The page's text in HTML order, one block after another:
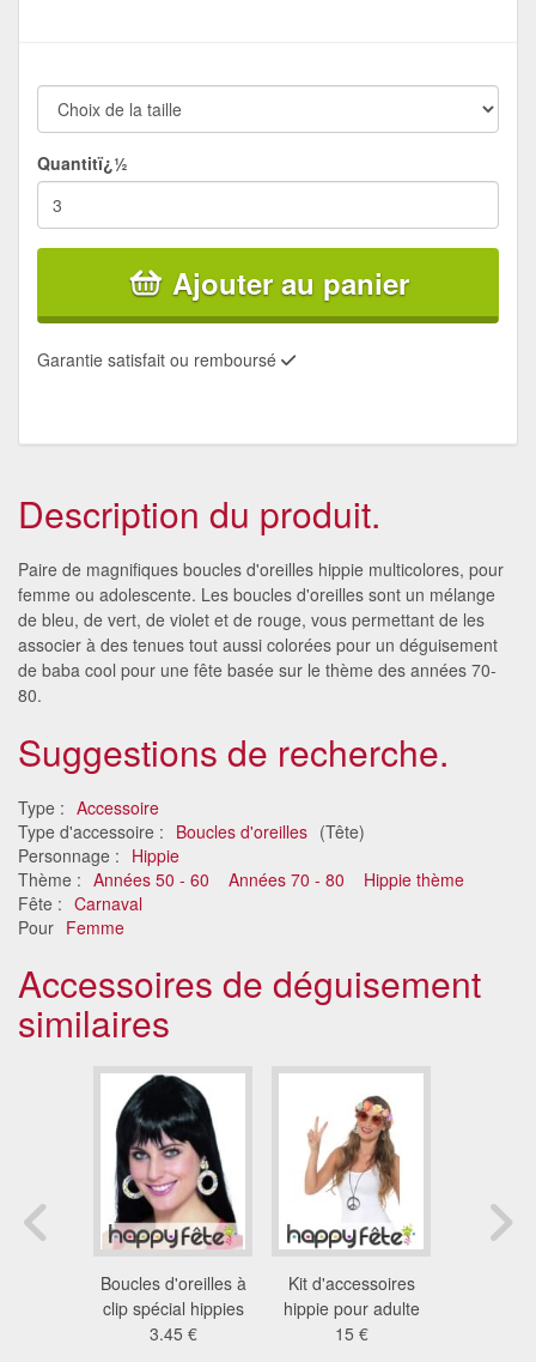
Quantitï¿½
Ajouter au panier
Garantie satisfait ou remboursé
Description du produit.
Paire de magnifiques boucles d'oreilles hippie multicolores, pour
femme ou adolescente. Les boucles d'oreilles sont un mélange
de bleu, de vert, de violet et de rouge, vous permettant de les
associer à des tenues tout aussi colorées pour un déguisement
de baba cool pour une fête basée sur le thème des années 70-
80.
Suggestions de recherche.
Type : Accessoire
Type d'accessoire : Boucles d'oreilles (Tête)
Personnage : Hippie
Thème : Années 50 - 60 Années 70 - 80
Hippie thème
Fête : Carnaval
Pour Femme
Accessoires de déguisement
similaires
Boucles d'oreilles à
clip spécial hippies
3.45 €
Kit d'accessoires
hippie pour adulte
15 €